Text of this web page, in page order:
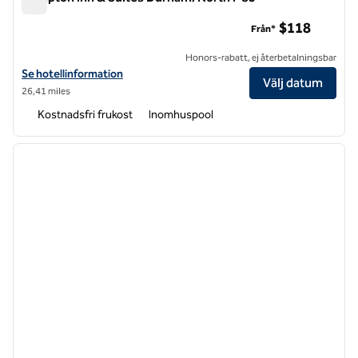
Visa hotelluppgifter för Hampton Inn & Suites Durham/North I-85
Se hotellinformation
26,41 miles
Från* $118
Honors-rabatt, ej återbetalningsbar
Välj datum
Kostnadsfri frukost Inomhuspool
1 av 12
nästa